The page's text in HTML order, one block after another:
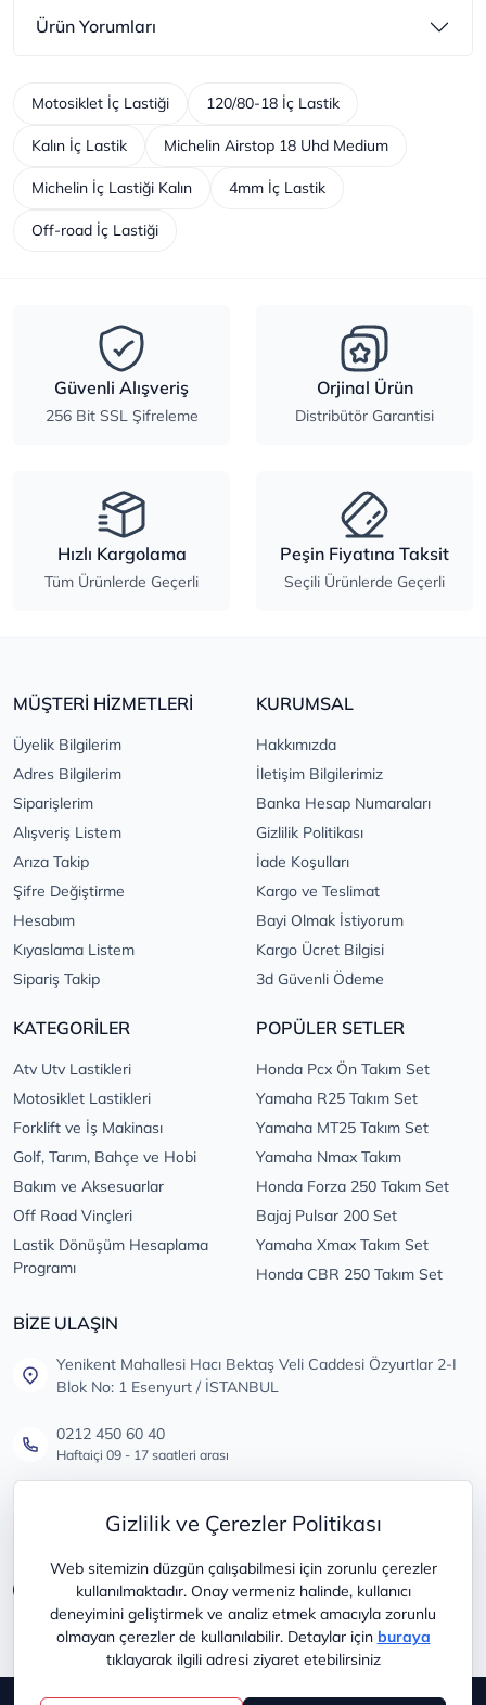
Gizlilik ve Çerezler Politikası
Web sitemizin düzgün çalışabilmesi için zorunlu çerezler
kullanılmaktadır. Onay vermeniz halinde, kullanıcı
deneyimini geliştirmek ve analiz etmek amacıyla zorunlu
olmayan çerezler de kullanılabilir. Detaylar için buraya
tıklayarak ilgili adresi ziyaret etebilirsiniz
Ürün Yorumları
Motosiklet İç Lastiği 120/80-18 İç Lastik
Kalın İç Lastik Michelin Airstop 18 Uhd Medium
Michelin İç Lastiği Kalın 4mm İç Lastik
Off-road İç Lastiği
Güvenli Alışveriş
256 Bit SSL Şifreleme
Orjinal Ürün
Distribütör Garantisi
Hızlı Kargolama
Tüm Ürünlerde Geçerli
Peşin Fiyatına Taksit
Seçili Ürünlerde Geçerli
MÜŞTERİ HİZMETLERİ
Üyelik Bilgilerim
Adres Bilgilerim
Siparişlerim
Alışveriş Listem
Arıza Takip
Şifre Değiştirme
Hesabım
Kıyaslama Listem
Sipariş Takip
KURUMSAL
Hakkımızda
İletişim Bilgilerimiz
Banka Hesap Numaraları
Gizlilik Politikası
İade Koşulları
Kargo ve Teslimat
Bayi Olmak İstiyorum
Kargo Ücret Bilgisi
3d Güvenli Ödeme
KATEGORİLER
Atv Utv Lastikleri
Motosiklet Lastikleri
Forklift ve İş Makinası
Golf, Tarım, Bahçe ve Hobi
Bakım ve Aksesuarlar
Off Road Vinçleri
Lastik Dönüşüm Hesaplama
Programı
POPÜLER SETLER
Honda Pcx Ön Takım Set
Yamaha R25 Takım Set
Yamaha MT25 Takım Set
Yamaha Nmax Takım
Honda Forza 250 Takım Set
Bajaj Pulsar 200 Set
Yamaha Xmax Takım Set
Honda CBR 250 Takım Set
BİZE ULAŞIN
Yenikent Mahallesi Hacı Bektaş Veli Caddesi Özyurtlar 2-I
Blok No: 1 Esenyurt / İSTANBUL
0212 450 60 40
Haftaiçi 09 - 17 saatleri arası
Tüm öneri ve şikayetleriniz için